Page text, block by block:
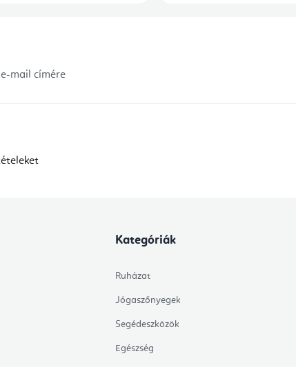
mail címére
Kategóriák
Ruházat
Jógaszőnyegek
Segédeszközök
Egészség